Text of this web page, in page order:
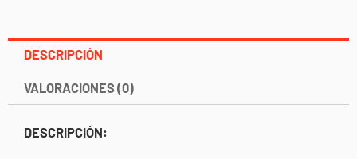
DESCRIPCIÓN
VALORACIONES (0)
DESCRIPCIÓN: